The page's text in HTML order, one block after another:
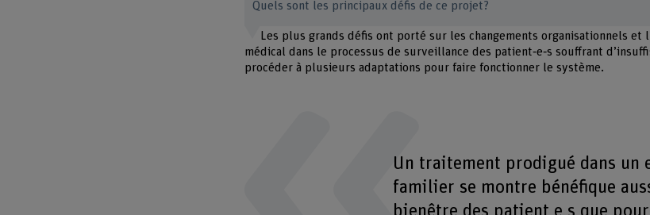
Quels sont les principaux défis de ce projet?
Les plus grands défis ont porté sur les changements organisationnels et
médical dans le processus de surveillance des patient‑e‑s souffrant
procéder à plusieurs adaptations pour faire fonctionner le système.
Un traitement prodigué dans un
familier se montre bénéfique
bienêtre des patient e s que